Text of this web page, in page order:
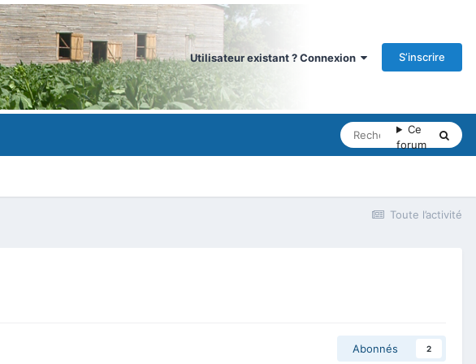
Utilisateur existant ? Connexion S’inscrire
Ce
forum
Toute l’activité
Abonnés 2